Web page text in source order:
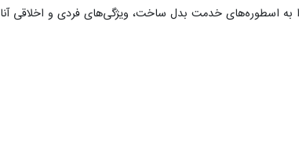
به اسطوره‌های خدمت بدل ساخت، ویژگی‌های فردی و اخلاقی